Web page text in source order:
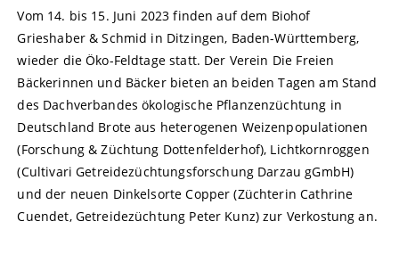
Vom 14. bis 15. Juni 2023 finden auf dem Biohof
Grieshaber & Schmid in Ditzingen, Baden-Württemberg,
wieder die Öko-Feldtage statt. Der Verein Die Freien
Bäckerinnen und Bäcker bieten an beiden Tagen am Stand
des Dachverbandes ökologische Pflanzenzüchtung in
Deutschland Brote aus heterogenen Weizenpopulationen
(Forschung & Züchtung Dottenfelderhof), Lichtkornroggen
(Cultivari Getreidezüchtungsforschung Darzau gGmbH)
und der neuen Dinkelsorte Copper (Züchterin Cathrine
Cuendet, Getreidezüchtung Peter Kunz) zur Verkostung an.